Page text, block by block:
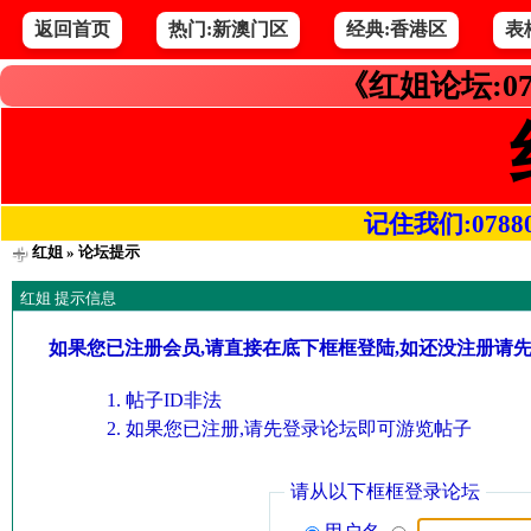
返回首页 热门:新澳门区 经典:香港区 表
《红姐论坛
记住我们
红姐» 论坛提示
红姐 提示信息
如果您已注册会员,请直接在底下框框登陆,如还没注册请
帖子ID非法
如果您已注册,请先登录论坛即可游览帖子
请从以下框框登录论坛